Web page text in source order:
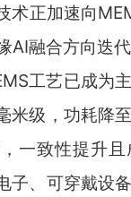
术正加速向
AI融合方向迭
工艺已成为
米级，功耗降
一致性提升
子、可穿戴设